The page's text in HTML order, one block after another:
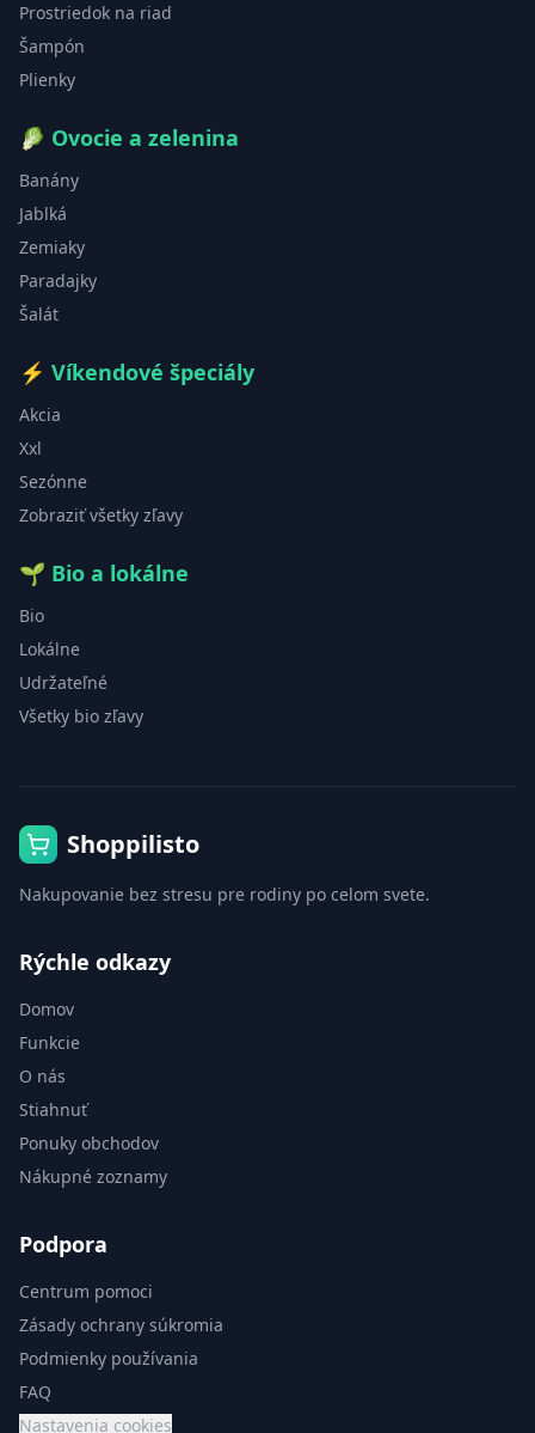
Prostriedok na riad
Šampón
Plienky
🥬 Ovocie a zelenina
Banány
Jablká
Zemiaky
Paradajky
Šalát
⚡ Víkendové špeciály
Akcia
Xxl
Sezónne
Zobraziť všetky zľavy
🌱 Bio a lokálne
Bio
Lokálne
Udržateľné
Všetky bio zľavy
Shoppilisto
Nakupovanie bez stresu pre rodiny po celom svete.
Rýchle odkazy
Domov
Funkcie
O nás
Stiahnuť
Ponuky obchodov
Nákupné zoznamy
Podpora
Centrum pomoci
Zásady ochrany súkromia
Podmienky používania
FAQ
Nastavenia cookies